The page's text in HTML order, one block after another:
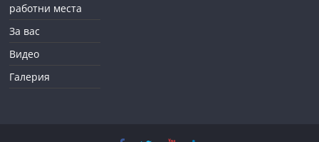
работни места
За вас
Видео
Галерия